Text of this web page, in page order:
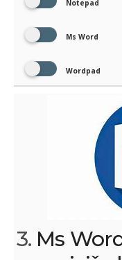
Notepad
Ms Word
Wordpad
3. Ms